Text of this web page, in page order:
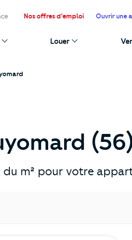
Nos offres d'emploi Ouvrir une
Louer
du m² pour votre